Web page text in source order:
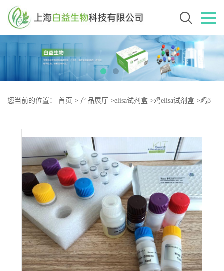
您当前的位置： 首页 > 产品展厅 >elisa试剂盒 >鸡elisa试剂盒 >鸡β